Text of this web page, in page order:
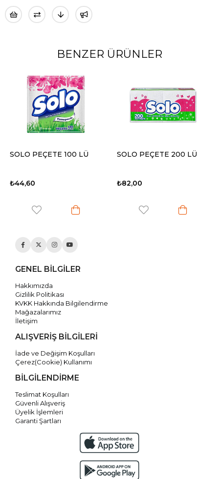
BENZER ÜRÜNLER
SOLO PEÇETE 100 LÜ
₺44,60
SOLO PEÇETE 200 LÜ
₺82,00
GENEL BİLGİLER
Hakkımızda
Gizlilik Politikası
KVKK Hakkında Bilgilendirme
Mağazalarımız
İletişim
ALIŞVERİŞ BİLGİLERİ
İade ve Değişim Koşulları
Çerez(Cookie) Kullanımı
BİLGİLENDİRME
Teslimat Koşulları
Güvenli Alışveriş
Üyelik İşlemleri
Garanti Şartları